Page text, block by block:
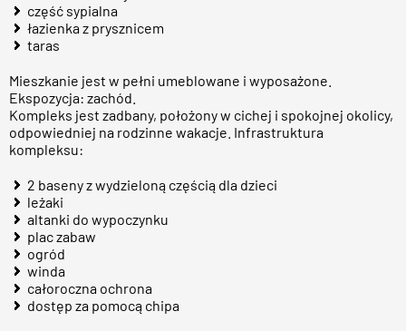
część sypialna
łazienka z prysznicem
taras
Mieszkanie jest w pełni umeblowane i wyposażone.
Ekspozycja: zachód.
Kompleks jest zadbany, położony w cichej i spokojnej okolicy,
odpowiedniej na rodzinne wakacje. Infrastruktura
kompleksu:
2 baseny z wydzieloną częścią dla dzieci
leżaki
altanki do wypoczynku
plac zabaw
ogród
winda
całoroczna ochrona
dostęp za pomocą chipa